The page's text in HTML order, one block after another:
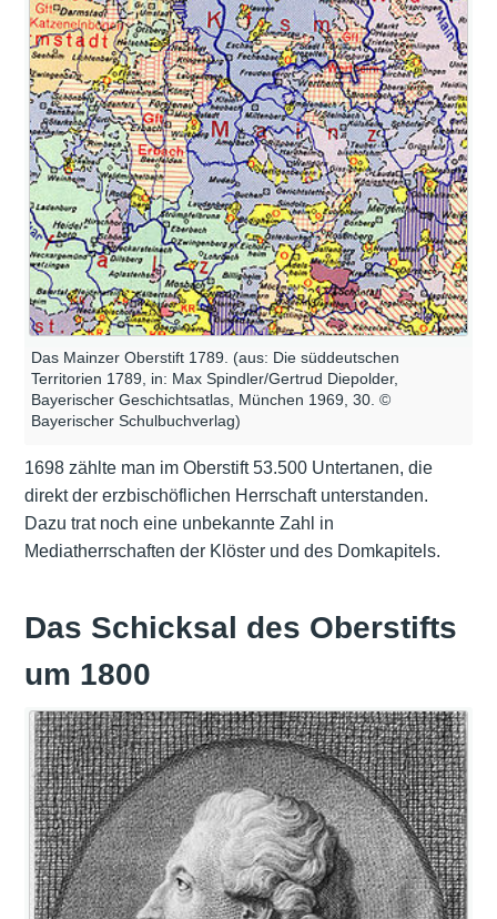
Das Mainzer Oberstift 1789. (aus: Die süddeutschen
Territorien 1789, in: Max Spindler/Gertrud Diepolder,
Bayerischer Geschichtsatlas, München 1969, 30. ©
Bayerischer Schulbuchverlag)
1698 zählte man im Oberstift 53.500 Untertanen, die
direkt der erzbischöflichen Herrschaft unterstanden.
Dazu trat noch eine unbekannte Zahl in
Mediatherrschaften der Klöster und des Domkapitels.
Das Schicksal des Oberstifts
um 1800